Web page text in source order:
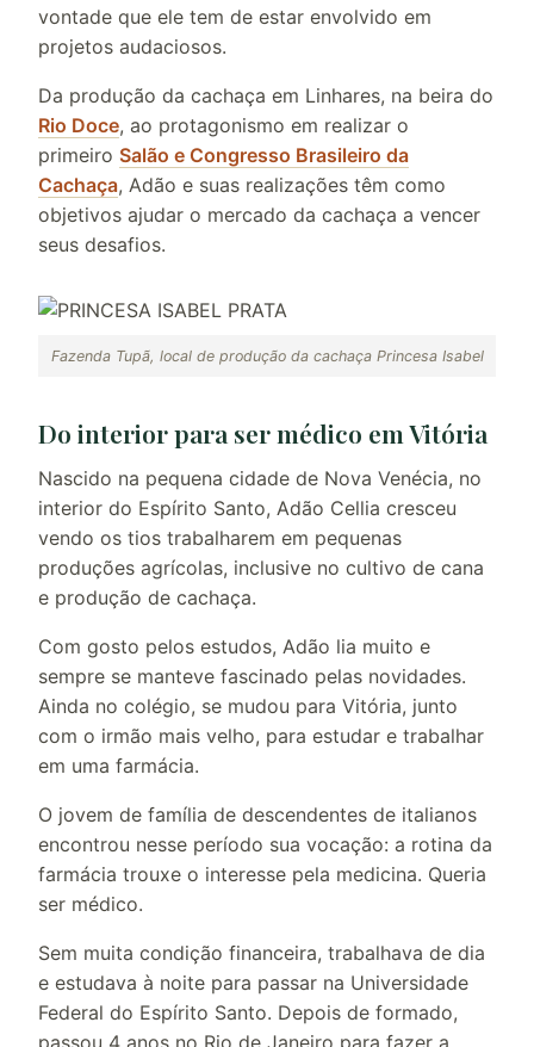
vontade que ele tem de estar envolvido em
projetos audaciosos.
Da produção da cachaça em Linhares, na beira do
Rio Doce, ao protagonismo em realizar o
primeiro Salão e Congresso Brasileiro da
Cachaça, Adão e suas realizações têm como
objetivos ajudar o mercado da cachaça a vencer
seus desafios.
Fazenda Tupã, local de produção da cachaça Princesa Isabel
Do interior para ser médico em Vitória
Nascido na pequena cidade de Nova Venécia, no
interior do Espírito Santo, Adão Cellia cresceu
vendo os tios trabalharem em pequenas
produções agrícolas, inclusive no cultivo de cana
e produção de cachaça.
Com gosto pelos estudos, Adão lia muito e
sempre se manteve fascinado pelas novidades.
Ainda no colégio, se mudou para Vitória, junto
com o irmão mais velho, para estudar e trabalhar
em uma farmácia.
O jovem de família de descendentes de italianos
encontrou nesse período sua vocação: a rotina da
farmácia trouxe o interesse pela medicina. Queria
ser médico.
Sem muita condição financeira, trabalhava de dia
e estudava à noite para passar na Universidade
Federal do Espírito Santo. Depois de formado,
passou 4 anos no Rio de Janeiro para fazer a